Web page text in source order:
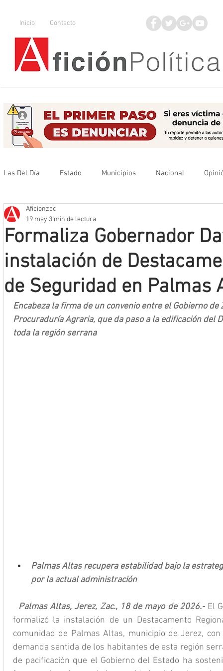
Inicio Contacto
Las Del Día Estado Municipios Nacional
Que no se olvide
Mineros LNBP
Formaliza Gobernador
instalación de
de Seguridad en
Aficionzac
19 may 3 min de lectura
Encabeza la firma de un convenio entre el Gobierno de
Procuraduría Agraria, que da paso a la edificación del
toda la región serrana
Palmas Altas recupera estabilidad bajo la
por la actual administración
Palmas Altas, Jerez, Zac., 18 de mayo de 2026.- El
formalizó la instalación de un Destacamento
comunidad de Palmas Altas, municipio de Jerez,
demanda sentida de los habitantes de esta región
de pacificación que el Gobierno del Estado ha